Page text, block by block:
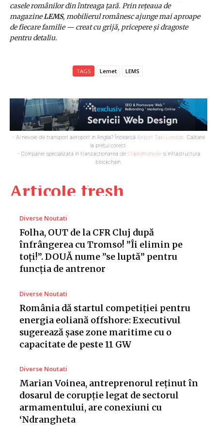
Articole fresh
Diverse Noutati
Folha, OUT de la CFR Cluj după
înfrângerea cu Tromso! ”Îi elimin pe
toți!”. DOUĂ nume ”se luptă” pentru
funcția de antrenor
Diverse Noutati
România dă startul competiției pentru
energia eoliană offshore: Executivul
sugerează șase zone maritime cu o
capacitate de peste 11 GW
Diverse Noutati
Marian Voinea, antreprenorul reținut în
dosarul de corupție legat de sectorul
armamentului, are conexiuni cu
‘Ndrangheta
casele românilor din întreaga țară. Prin rețeaua de
magazineLEMS, mobilierul românesc ajunge mai aproape
de fiecare familie — creat cu grijă, pricepere și dragoste
pentru detaliu.
TAGS Lemet LEMS
- Ai nevoie de transport aeroport in Anglia? Încearcă Airport Taxi London. Calitate
la prețul corect.
- Companie specializata in tranzactionarea de Criptomonede si infrastructura
blockchain.